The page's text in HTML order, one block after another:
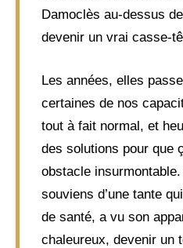
Damoclès au-dessus
devenir un vrai casse-
Les années, elles
certaines de nos
tout à fait normal, et
des solutions pour que
obstacle
souviens d’une tante
de santé, a vu son
chaleureux, devenir un